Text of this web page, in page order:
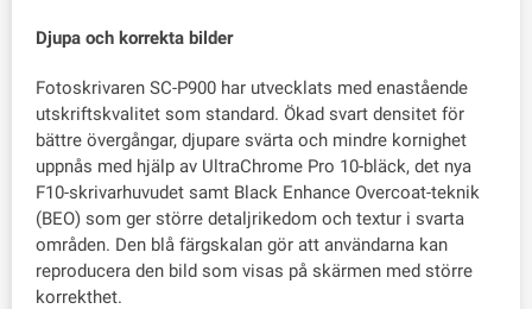
Djupa och korrekta bilder
Fotoskrivaren SC-P900 har utvecklats med enastående
utskriftskvalitet som standard. Ökad svart densitet för
bättre övergångar, djupare svärta och mindre kornighet
uppnås med hjälp av UltraChrome Pro 10-bläck, det nya
F10-skrivarhuvudet samt Black Enhance Overcoat-teknik
(BEO) som ger större detaljrikedom och textur i svarta
områden. Den blå färgskalan gör att användarna kan
reproducera den bild som visas på skärmen med större
korrekthet.